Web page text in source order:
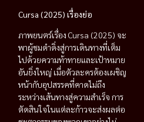
Cursa (2025) เรื่องย่อ
ภาพยนตร์เรื่อง Cursa (2025) จะ
พาผู้ชมดำดิ่งสู่การเดินทางที่เต็ม
ไปด้วยความท้าทายและเป้าหมาย
อันยิ่งใหญ่ เมื่อตัวละครต้องเผชิญ
หน้ากับอุปสรรคที่คาดไม่ถึง
ระหว่างเส้นทางสู่ความสำเร็จ การ
ตัดสินใจในแต่ละก้าวจะส่งผลต่อ